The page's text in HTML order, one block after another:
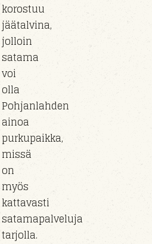
korostuu
jäätalvina,
jolloin
satama
voi
olla
Pohjanlahden
ainoa
purkupaikka,
missä
on
myös
kattavasti
satamapalveluja
tarjolla.